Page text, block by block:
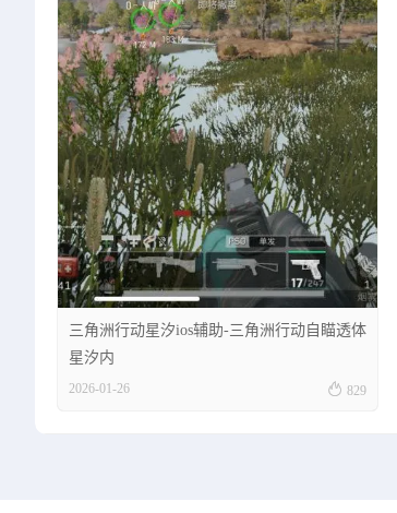
三角洲行动星汐ios辅助-三角洲行动自瞄透体
星汐内
2026-01-26  829